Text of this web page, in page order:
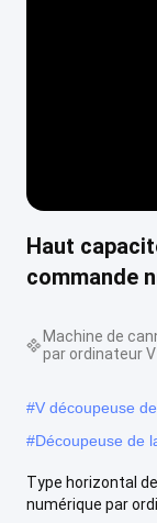
Haut
commande
Machine de
par ordinateur V
#V découpeuse
#Découpeuse de
Type horizontal
numérique par